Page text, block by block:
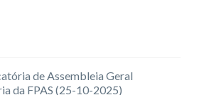
de Assembleia Geral
da FPAS (25-10-2025)